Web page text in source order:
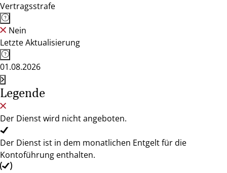
Vertragsstrafe
Nein
Letzte Aktualisierung
01.08.2026
Legende
Der Dienst wird nicht angeboten.
Der Dienst ist in dem monatlichen Entgelt für die
Kontoführung enthalten.